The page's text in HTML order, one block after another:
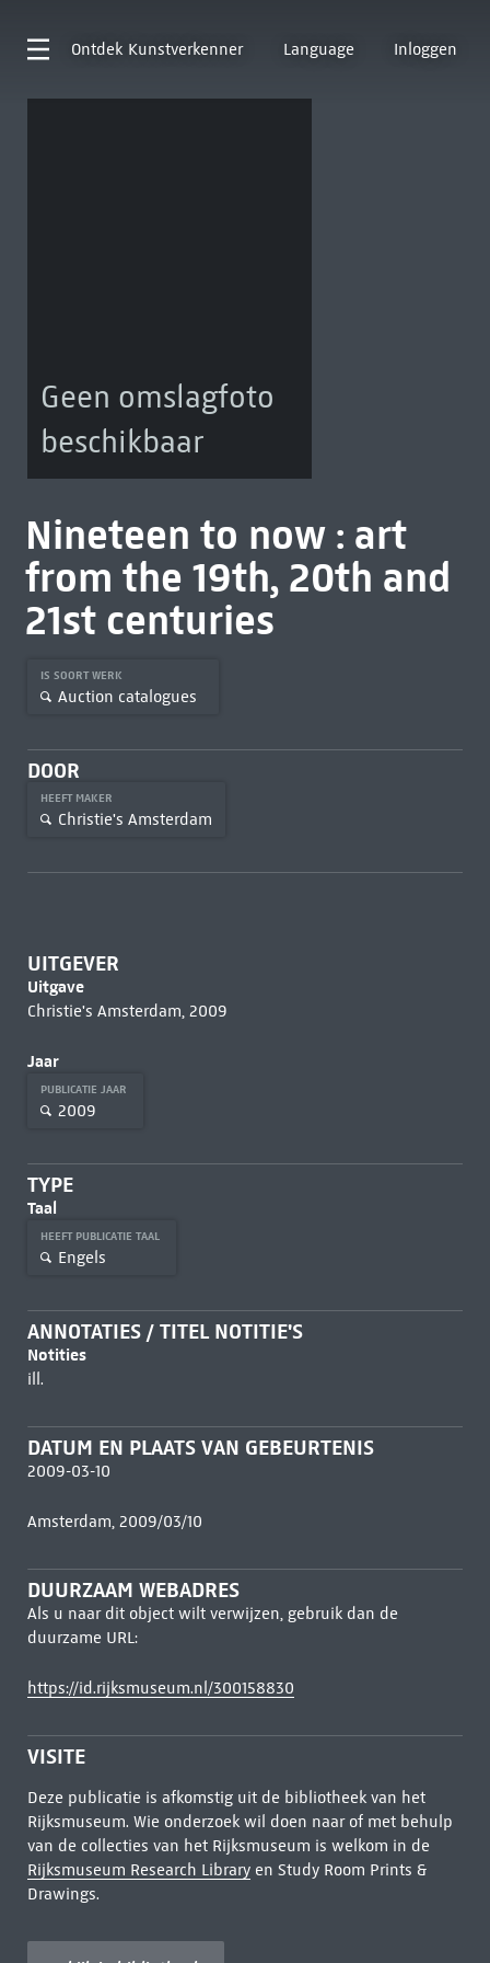
Ontdek Kunstverkenner Language Inloggen
Geen omslagfoto
beschikbaar
Nineteen to now : art
from the 19th, 20th and
21st centuries
IS SOORT WERK
Auction catalogues
DOOR
HEEFT MAKER
Christie's Amsterdam
UITGEVER
Uitgave
Christie's Amsterdam, 2009
Jaar
PUBLICATIE JAAR
2009
TYPE
Taal
HEEFT PUBLICATIE TAAL
Engels
ANNOTATIES / TITEL NOTITIE'S
Notities
ill.
DATUM EN PLAATS VAN GEBEURTENIS
2009-03-10
Amsterdam, 2009/03/10
DUURZAAM WEBADRES
Als u naar dit object wilt verwijzen, gebruik dan de
duurzame URL:
https://id.rijksmuseum.nl/300158830
VISITE
Deze publicatie is afkomstig uit de bibliotheek van het
Rijksmuseum. Wie onderzoek wil doen naar of met behulp
van de collecties van het Rijksmuseum is welkom in de
Rijksmuseum Research Libraryen Study Room Prints &
Drawings.